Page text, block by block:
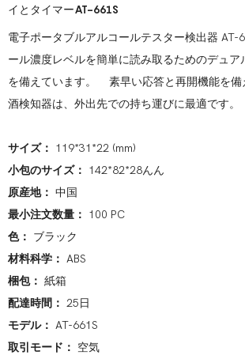
イとタイマーAT-661S
電子ポータブルアルコールテスター検出器 AT-
ール濃度レベルを簡単に読み取るためのデュア
を備えています。 素早い応答と再開機能を備
酒検知器は、外出先での持ち運びに最適です。
サイズ： 119*31*22 (mm)
小包のサイズ： 142*82*28んん
原産地： 中国
最小注文数量： 100 PC
色： ブラック
材料科学： ABS
梱包： 紙箱
配達時間： 25日
モデル： AT-661S
取引モード： 空気